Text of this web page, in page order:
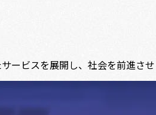
ービスを展開し、社会を前進させ